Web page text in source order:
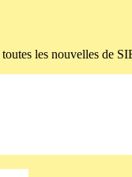
les nouvelles de